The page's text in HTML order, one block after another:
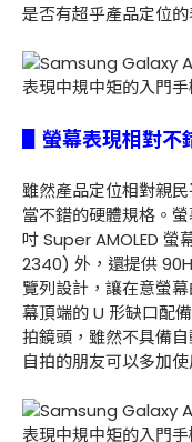
是否有超乎產品定位
▋螢幕表現相對不
雖然產品定位相對親
當不錯的硬體規格。
吋 Super AMOLED 螢
2340) 外，還提供
覽列設計，讓在意螢
幕頂端的 U 形缺口配
拍鏡頭，雖然不具備
自拍的朋友可以多加使